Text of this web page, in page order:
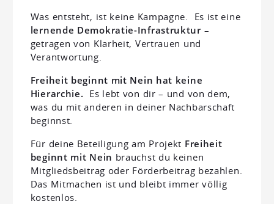
Was entsteht, ist keine Kampagne. Es ist eine
lernende Demokratie-Infrastruktur–
getragen von Klarheit, Vertrauen und
Verantwortung.
Freiheit beginnt mit Nein hat keine
Hierarchie. Es lebt von dir – und von dem,
was du mit anderen in deiner Nachbarschaft
beginnst.
Für deine Beteiligung am Projekt Freiheit
beginnt mit Nein brauchst du keinen
Mitgliedsbeitrag oder Förderbeitrag bezahlen.
Das Mitmachen ist und bleibt immer völlig
kostenlos.